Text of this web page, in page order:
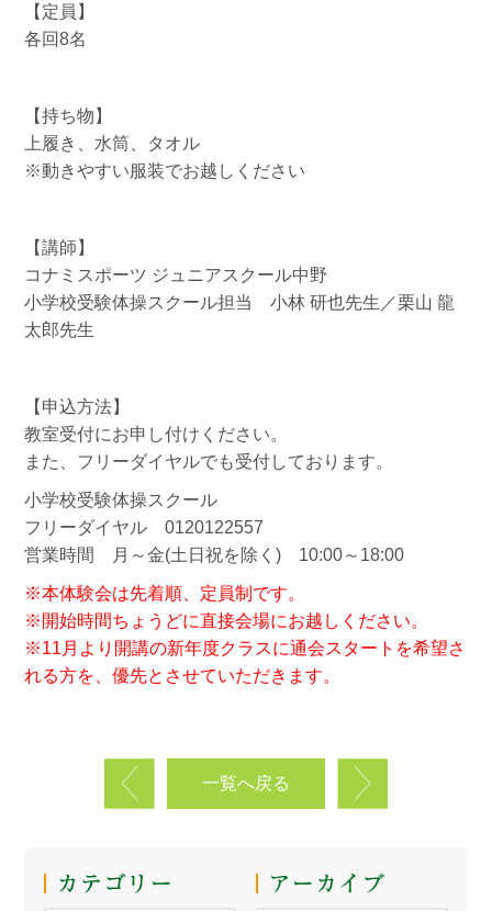
【定員】
各回8名
【持ち物】
上履き、水筒、タオル
※動きやすい服装でお越しください
【講師】
コナミスポーツ ジュニアスクール中野
小学校受験体操スクール担当 小林 研也先生／栗山 龍
太郎先生
【申込方法】
教室受付にお申し付けください。
また、フリーダイヤルでも受付しております。
小学校受験体操スクール
フリーダイヤル 0120122557
営業時間 月～金(土日祝を除く) 10:00～18:00
※本体験会は先着順、定員制です。
※開始時間ちょうどに直接会場にお越しください。
※11月より開講の新年度クラスに通会スタートを希望さ
れる方を、優先とさせていただきます。
一覧へ戻る